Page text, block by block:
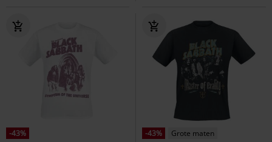
-43%
-43%
Grote maten